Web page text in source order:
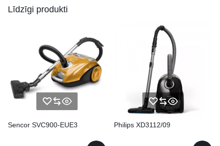
Līdzīgi produkti
Sencor SVC900-EUE3 Philips XD3112/09